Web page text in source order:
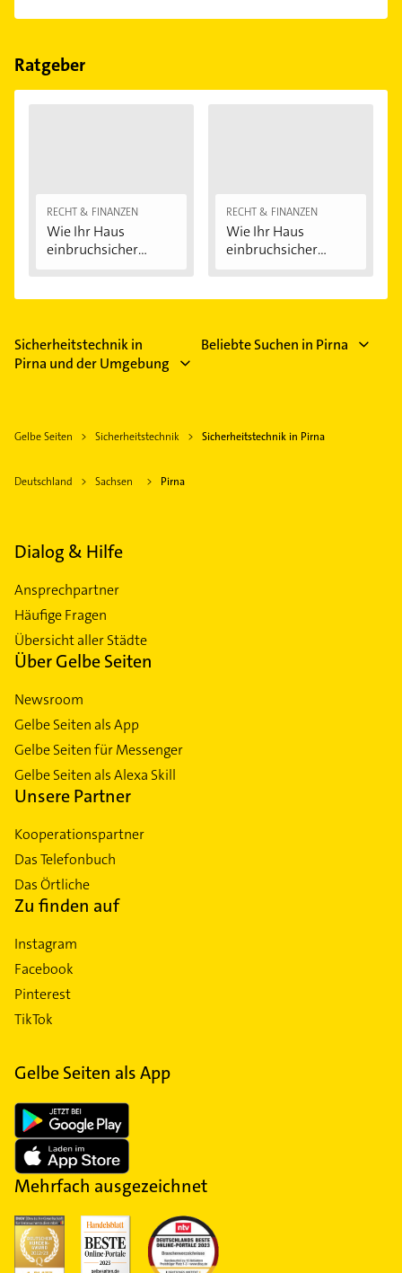
Im Anbieter-Bereich finden Sie alleÖffnungszeiten.
Feiertagen abweichen können.
Ratgeber
RECHT & FINANZEN
Wie Ihr Haus
einbruchsicher
RECHT & FINANZEN
Wie Ihr Haus
einbruchsicher
Sicherheitstechnik in
Pirna und der Umgebung
Beliebte Suchen in Pirna
Gelbe Seiten Sicherheitstechnik Sicherheitstechnik in Pirna
Deutschland Sachsen Pirna
Dialog & Hilfe
Ansprechpartner
Häufige Fragen
Übersicht aller Städte
Über Gelbe Seiten
Newsroom
Gelbe Seiten als App
Gelbe Seiten für Messenger
Gelbe Seiten als Alexa Skill
Unsere Partner
Kooperationspartner
Das Telefonbuch
Das Örtliche
Zu finden auf
Instagram
Facebook
Pinterest
TikTok
Gelbe Seiten als App
Mehrfach ausgezeichnet